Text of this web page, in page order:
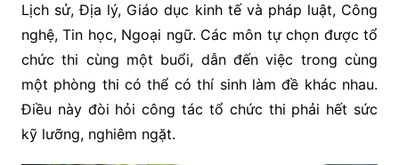
Lịch sử, Địa lý, Giáo dục kinh tế và pháp luật, Công
nghệ, Tin học, Ngoại ngữ. Các môn tự chọn được tổ
chức thi cùng một buổi, dẫn đến việc trong cùng
một phòng thi có thể có thí sinh làm đề khác nhau.
Điều này đòi hỏi công tác tổ chức thi phải hết sức
kỹ lưỡng, nghiêm ngặt.